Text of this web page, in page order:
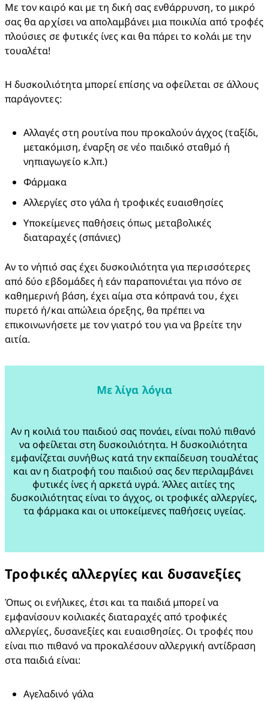
​Με τον καιρό και με τη δική σας ενθάρρυνση, το μικρό
σας θα αρχίσει να απολαμβάνει μια ποικιλία από τροφές
πλούσιες σε φυτικές ίνες και θα πάρει το κολάι με την
τουαλέτα!​
Η δυσκοιλιότητα μπορεί επίσης να οφείλεται σε άλλους
παράγοντες:​
Αλλαγές στη ρουτίνα που προκαλούν άγχος (ταξίδι,
μετακόμιση, έναρξη σε νέο παιδικό σταθμό ή
νηπιαγωγείο κ.λπ.)​
Φάρμακα
Αλλεργίες στο γάλα ή τροφικές ευαισθησίες
Υποκείμενες παθήσεις όπως μεταβολικές
διαταραχές (σπάνιες)​
Αν το νήπιό σας έχει δυσκοιλιότητα για περισσότερες
από δύο εβδομάδες ή εάν παραπονιέται για πόνο σε
καθημερινή βάση, έχει αίμα στα κόπρανά του, έχει
πυρετό ή/και απώλεια όρεξης, θα πρέπει να
επικοινωνήσετε με τον γιατρό του για να βρείτε την
αιτία.
Με λίγα λόγια
Αν η κοιλιά του παιδιού σας πονάει, είναι πολύ πιθανό
να οφείλεται στη δυσκοιλιότητα. Η δυσκοιλιότητα
εμφανίζεται συνήθως κατά την εκπαίδευση τουαλέτας
και αν η διατροφή του παιδιού σας δεν περιλαμβάνει
φυτικές ίνες ή αρκετά υγρά. Άλλες αιτίες της
δυσκοιλιότητας είναι το άγχος, οι τροφικές αλλεργίες,
τα φάρμακα και οι υποκείμενες παθήσεις υγείας.
Τροφικές αλλεργίες και δυσανεξίες
Όπως οι ενήλικες, έτσι και τα παιδιά μπορεί να
εμφανίσουν κοιλιακές διαταραχές από τροφικές
αλλεργίες, δυσανεξίες και ευαισθησίες. Οι τροφές που
είναι πιο πιθανό να προκαλέσουν αλλεργική αντίδραση
στα παιδιά είναι:
Αγελαδινό γάλα​